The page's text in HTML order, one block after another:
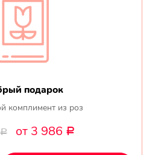
подарок
комплимент из роз
Р от 3 986 Р